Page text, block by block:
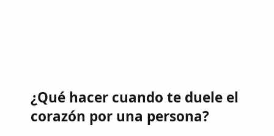
¿Qué hacer cuando te duele el
corazón por una persona?